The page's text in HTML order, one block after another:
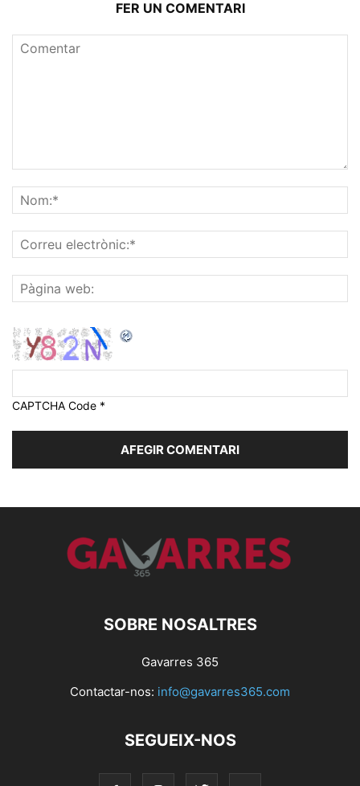
FER UN COMENTARI
CAPTCHA Code *
SOBRE NOSALTRES
Gavarres 365
Contactar-nos: info@gavarres365.com
SEGUEIX-NOS